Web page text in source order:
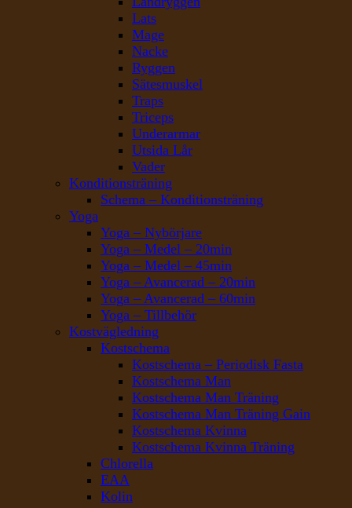
Lats
Mage
Nacke
Ryggen
Sätesmuskel
Traps
Triceps
Underarmar
Utsida Lår
Vader
Konditionsträning
Schema – Konditionsträning
Yoga
Yoga – Nybörjare
Yoga – Medel – 20min
Yoga – Medel – 45min
Yoga – Avancerad – 20min
Yoga – Avancerad – 60min
Yoga – Tillbehör
Kostvägledning
Kostschema
Kostschema – Periodisk Fasta
Kostschema Man
Kostschema Man Träning
Kostschema Man Träning Gain
Kostschema Kvinna
Kostschema Kvinna Träning
Chlorella
EAA
Kolin